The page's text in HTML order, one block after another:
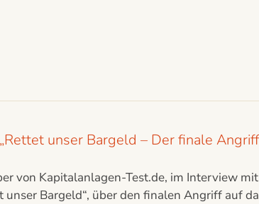
unser Bargeld – Der finale
von Kapitalanlagen-Test.de, im Interview
unser Bargeld“, über den finalen Angriff auf